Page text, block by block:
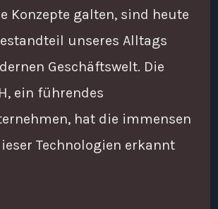
Konzepte galten, sind heute
unseres Alltags
Geschäftswelt. Die
ein führendes
hat die immensen
Technologien erkannt